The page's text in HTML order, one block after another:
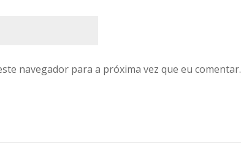
navegador para a próxima vez que eu comentar.